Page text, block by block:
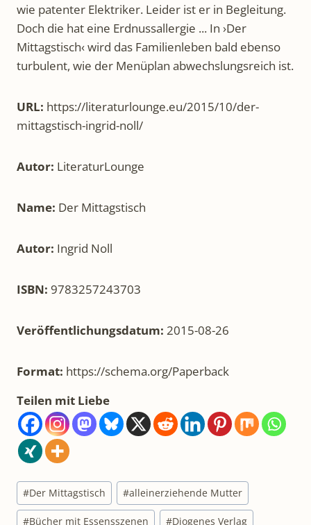
wie patenter Elektriker. Leider ist er in Begleitung.
Doch die hat eine Erdnussallergie ... In ›Der
Mittagstisch‹ wird das Familienleben bald ebenso
turbulent, wie der Menüplan abwechslungsreich ist.
URL: https://literaturlounge.eu/2015/10/der-
mittagstisch-ingrid-noll/
Autor: LiteraturLounge
Name: Der Mittagstisch
Autor: Ingrid Noll
ISBN: 9783257243703
Veröffentlichungsdatum: 2015-08-26
Format: https://schema.org/Paperback
Teilen mit Liebe
Schlagworte:
#Der Mittagstisch #alleinerziehende Mutter
#Bücher mit Essensszenen #Diogenes Verlag